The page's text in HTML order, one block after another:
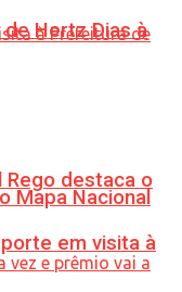
Rego destaca o
em visita à
Hertz Dias à
Mapa Nacional